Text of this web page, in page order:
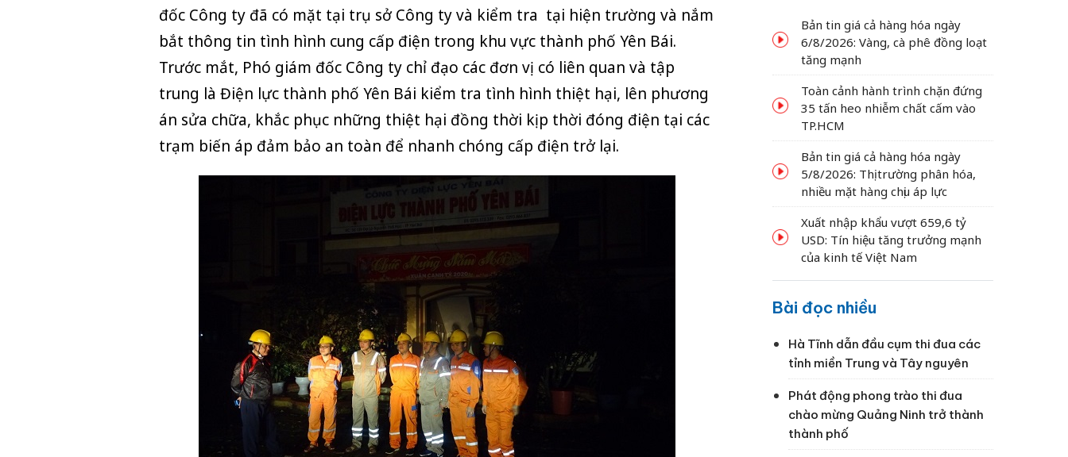
đốc Công ty đã có mặt tại trụ sở Công ty và kiểm tra tại hiện trường và nắm
bắt thông tin tình hình cung cấp điện trong khu vực thành phố Yên Bái.
Trước mắt, Phó giám đốc Công ty chỉ đạo các đơn vị có liên quan và tập
trung là Điện lực thành phố Yên Bái kiểm tra tình hình thiệt hại, lên phương
án sửa chữa, khắc phục những thiệt hại đồng thời kịp thời đóng điện tại các
trạm biến áp đảm bảo an toàn để nhanh chóng cấp điện trở lại.
dầu thế giới bật tăng
Bản tin giá cả hàng hóa ngày
6/8/2026: Vàng, cà phê đồng loạt
tăng mạnh
Toàn cảnh hành trình chặn đứng
35 tấn heo nhiễm chất cấm vào
TP.HCM
Bản tin giá cả hàng hóa ngày
5/8/2026: Thị trường phân hóa,
nhiều mặt hàng chịu áp lực
Xuất nhập khẩu vượt 659,6 tỷ
USD: Tín hiệu tăng trưởng mạnh
của kinh tế Việt Nam
Bài đọc nhiều
Hà Tĩnh dẫn đầu cụm thi đua các
tỉnh miền Trung và Tây nguyên
Phát động phong trào thi đua
chào mừng Quảng Ninh trở thành
thành phố